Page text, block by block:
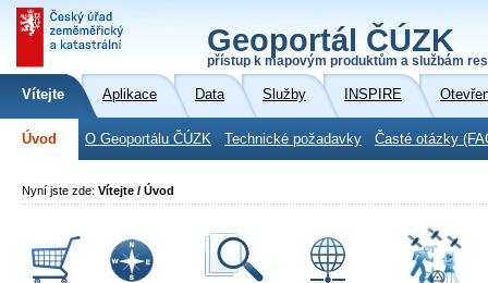
Geoportál ČÚZK
přístup k mapovým produktům a službám
Vítejte Aplikace Data Služby INSPIRE
Úvod O Geoportálu ČÚZK Technické požadavky Časté otázky
Nyní jste zde: Vítejte / Úvod